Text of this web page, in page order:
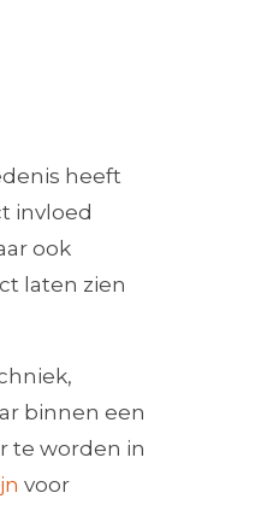
heeft
invloed
ook
laten zien
binnen een
te worden in
voor